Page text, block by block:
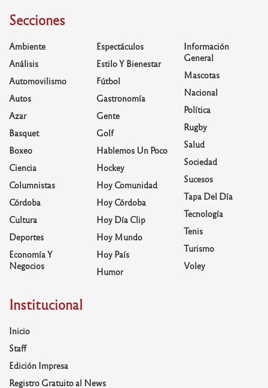
Secciones
Ambiente
Análisis
Automovilismo
Autos
Azar
Basquet
Boxeo
Ciencia
Columnistas
Córdoba
Cultura
Deportes
Economía Y
Negocios
Espectáculos
Estilo Y Bienestar
Fútbol
Gastronomía
Gente
Golf
Hablemos Un Poco
Hockey
Hoy Comunidad
Hoy Córdoba
Hoy Día Clip
Hoy Mundo
Hoy País
Humor
Información
General
Mascotas
Nacional
Política
Rugby
Salud
Sociedad
Sucesos
Tapa Del Día
Tecnología
Tenis
Turismo
Voley
Institucional
Inicio
Staff
Edición Impresa
Registro Gratuito al News